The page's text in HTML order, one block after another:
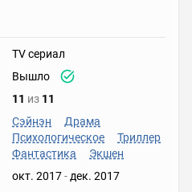
TV сериал
Вышло
11 из 11
Сэйнэн
Драма
Психологическое
Триллер
Фантастика
Экшен
окт. 2017- дек. 2017